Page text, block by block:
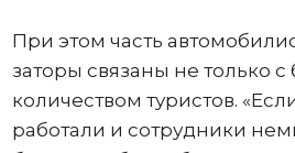
При этом часть
заторы связаны не только
количеством туристов.
работали и сотрудники